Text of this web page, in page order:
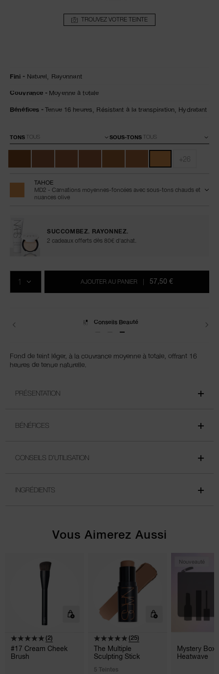
TROUVEZ VOTRE TEINTE
radiant-
foundation-
de
0607845066194
Fini Naturel, Rayonnant
Couvrance Moyenne à totale
Bénéfices Tenue 16 heures, Résistant à la transpiration, Hydratant
Variations
TONS SOUS-TONS
+26
TAHOE
MD2 - Carnations moyennes-foncées avec sous-tons chauds et
nuances olive
SUCCOMBEZ. RAYONNEZ.
2 cadeaux offerts dès 80€ d'achat.
aux
options
sur
QTÉ
AJOUTER AU PANIER 57,50 €
Livraisons
Fond de teint léger, à la couvrance moyenne à totale, offrant 16
heures de tenue naturelle.
PRÉSENTATION
BÉNÉFICES
CONSEILS D’UTILISATION
INGRÉDIENTS
Vous Aimerez Aussi
(2)
#17 Cream Cheek
Brush
(25)
The Multiple
Sculpting Stick
5 Teintes
Nouveauté
Mystery Box
Heatwave